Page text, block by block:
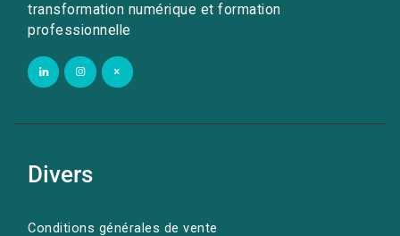
transformation numérique et formation
professionnelle
Divers
Conditions générales de vente